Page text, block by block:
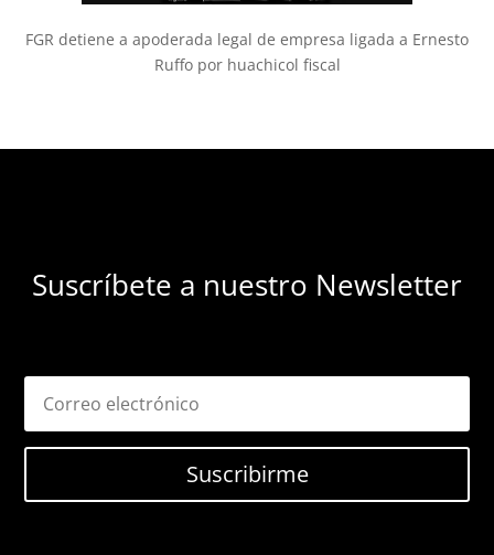
FGR detiene a apoderada legal de empresa ligada a Ernesto
Ruffo por huachicol fiscal
Suscríbete a nuestro Newsletter
Suscribirme